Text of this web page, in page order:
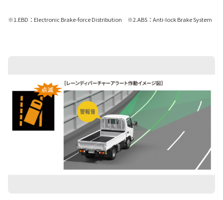
※1.EBD：Electronic Brake-force Distribution ※2.ABS：Anti-lock Brake System